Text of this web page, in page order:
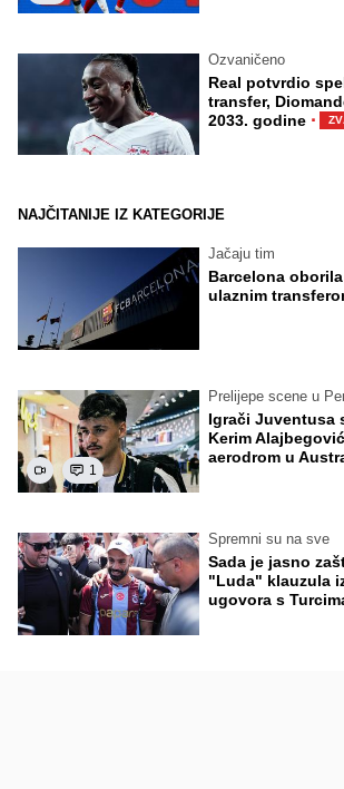
Ozvaničeno
Real potvrdio
transfer,
2033. godine ·
NAJČITANIJE IZ KATEGORIJE
Jačaju tim
Barcelona
ulaznim
1
Prelijepe scene u
Igrači Juventusa
Kerim
aerodrom u
Spremni su na sve
Sada je jasno
"Luda" klauzula
ugovora s